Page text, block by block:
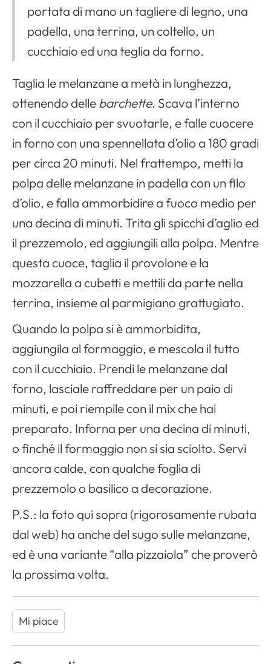
portata di mano un tagliere di legno, una
padella, una terrina, un coltello, un
cucchiaio ed una teglia da forno.
Taglia le melanzane a metà in lunghezza,
ottenendo dellebarchette. Scava l’interno
con il cucchiaio per svuotarle, e falle cuocere
in forno con una spennellata d’olio a 180 gradi
per circa 20 minuti. Nel frattempo, metti la
polpa delle melanzane in padella con un filo
d’olio, e falla ammorbidire a fuoco medio per
una decina di minuti. Trita gli spicchi d’aglio ed
il prezzemolo, ed aggiungili alla polpa. Mentre
questa cuoce, taglia il provolone e la
mozzarella a cubetti e mettili da parte nella
terrina, insieme al parmigiano grattugiato.
Quando la polpa si è ammorbidita,
aggiungila al formaggio, e mescola il tutto
con il cucchiaio. Prendi le melanzane dal
forno, lasciale raffreddare per un paio di
minuti, e poi riempile con il mix che hai
preparato. Inforna per una decina di minuti,
o finché il formaggio non si sia sciolto. Servi
ancora calde, con qualche foglia di
prezzemolo o basilico a decorazione.
P.S.: la foto qui sopra (rigorosamente rubata
dal web) ha anche del sugo sulle melanzane,
ed è una variante “alla pizzaiola” che proverò
la prossima volta.
Mi piace